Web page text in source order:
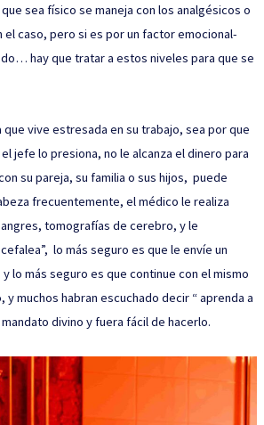
sea físico se maneja con los analgésicos o
caso, pero si es por un factor emocional-
hay que tratar a estos niveles para que se
que vive estresada en su trabajo, sea por que
jefe lo presiona, no le alcanza el dinero para
su pareja, su familia o sus hijos, puede
frecuentemente, el médico le realiza
tomografías de cerebro, y le
lo más seguro es que le envíe un
lo más seguro es que continue con el mismo
muchos habran escuchado decir “ aprenda a
divino y fuera fácil de hacerlo.